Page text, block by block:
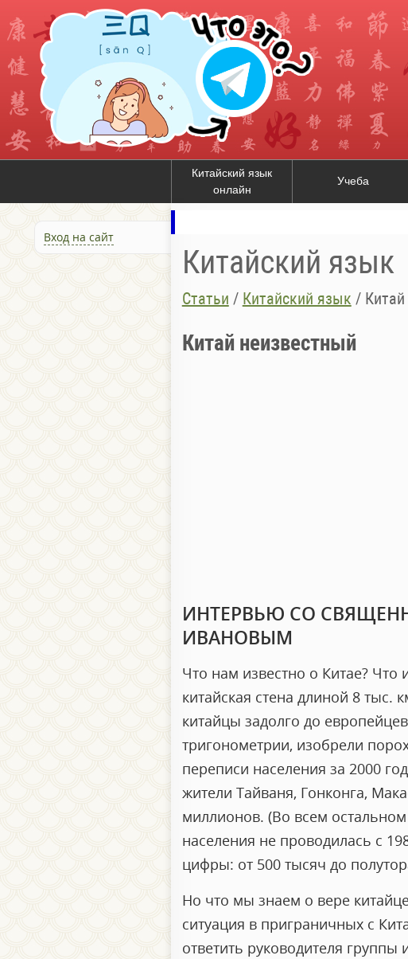
Китайский язык
онлайн
Учеба
Вход на сайт
Китайский язык
Статьи / Китайский язык /
Китай неизвестный
ИНТЕРВЬЮ СО
ИВАНОВЫМ
Что нам известно о Китае? Что
китайская стена длиной 8 тыс.
китайцы задолго до
тригонометрии, изобрели
переписи населения за 2000
жители Тайваня, Гонконга,
миллионов. (Во всем
населения не проводилась с
цифры: от 500 тысяч до
Но что мы знаем о вере
ситуация в приграничных с
ответить руководителя